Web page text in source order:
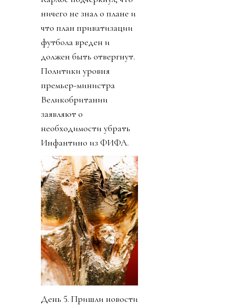
ничего не знал о плане и
что план приватизации
футбола вреден и
должен быть отвергнут.
Политики уровня
премьер-министра
Великобритании
заявляют о
необходимости убрать
Инфантино из ФИФА.
День 5. Пришли новости